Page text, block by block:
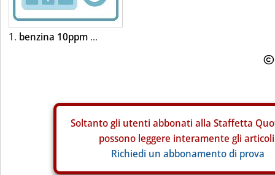
1. benzina 10ppm ...
Soltanto gli utenti abbonati alla Staffetta
possono leggere interamente gli
Richiedi un abbonamento di prova